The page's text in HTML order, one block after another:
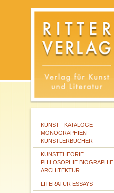
KUNST - KATALOGE
MONOGRAPHIEN
KÜNSTLERBÜCHER
KUNSTTHEORIE
PHILOSOPHIE BIOGRAPHIE
ARCHITEKTUR
LITERATUR ESSAYS